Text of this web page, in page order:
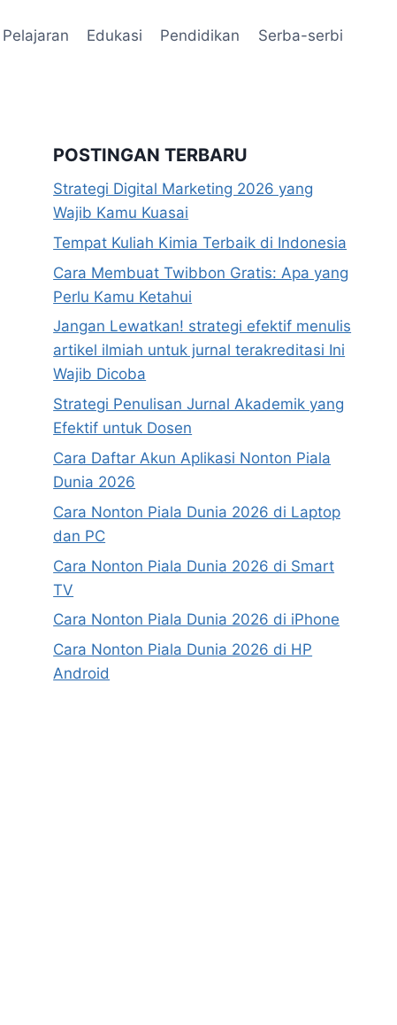
Pelajaran Edukasi Pendidikan Serba-serbi
POSTINGAN TERBARU
Strategi Digital Marketing 2026 yang
Wajib Kamu Kuasai
Tempat Kuliah Kimia Terbaik di Indonesia
Cara Membuat Twibbon Gratis: Apa yang
Perlu Kamu Ketahui
Jangan Lewatkan! strategi efektif menulis
artikel ilmiah untuk jurnal terakreditasi Ini
Wajib Dicoba
Strategi Penulisan Jurnal Akademik yang
Efektif untuk Dosen
Cara Daftar Akun Aplikasi Nonton Piala
Dunia 2026
Cara Nonton Piala Dunia 2026 di Laptop
dan PC
Cara Nonton Piala Dunia 2026 di Smart
TV
Cara Nonton Piala Dunia 2026 di iPhone
Cara Nonton Piala Dunia 2026 di HP
Android